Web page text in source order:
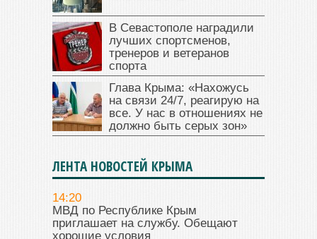
В Севастополе наградили
лучших спортсменов,
тренеров и ветеранов
спорта
Глава Крыма: «Нахожусь
на связи 24/7, реагирую на
все. У нас в отношениях не
должно быть серых зон»
ЛЕНТА НОВОСТЕЙ КРЫМА
14:20
МВД по Республике Крым
приглашает на службу. Обещают
хорошие условия